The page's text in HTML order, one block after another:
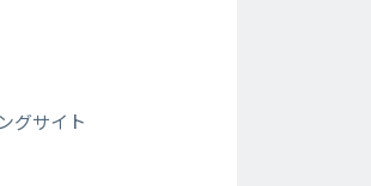
グサイト